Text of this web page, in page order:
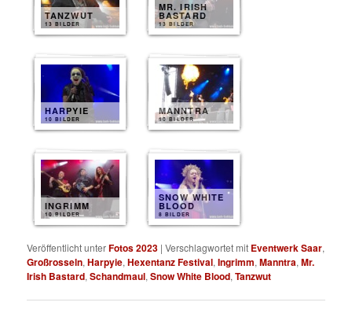
TANZWUT
13 BILDER
MR. IRISH
BASTARD
13 BILDER
HARPYIE
10 BILDER
MANNTRA
10 BILDER
INGRIMM
10 BILDER
SNOW WHITE
BLOOD
8 BILDER
Veröffentlicht unterFotos 2023 |Verschlagwortet mit Eventwerk Saar,
Großrosseln,Harpyie,Hexentanz Festival,Ingrimm,Manntra,Mr.
Irish Bastard,Schandmaul,Snow White Blood,Tanzwut